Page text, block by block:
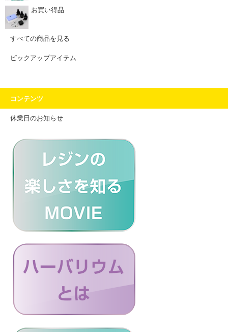
お買い得品
すべての商品を見る
ピックアップアイテム
コンテンツ
休業日のお知らせ